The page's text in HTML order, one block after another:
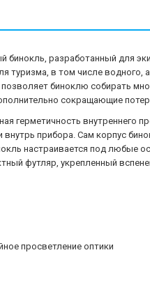
разработанный для
туризма, в том числе
биноклю собирать
сокращающие
герметичность внутреннего
прибора. Сам корпус
настраивается под любые
футляр, укрепленный
просветление оптики